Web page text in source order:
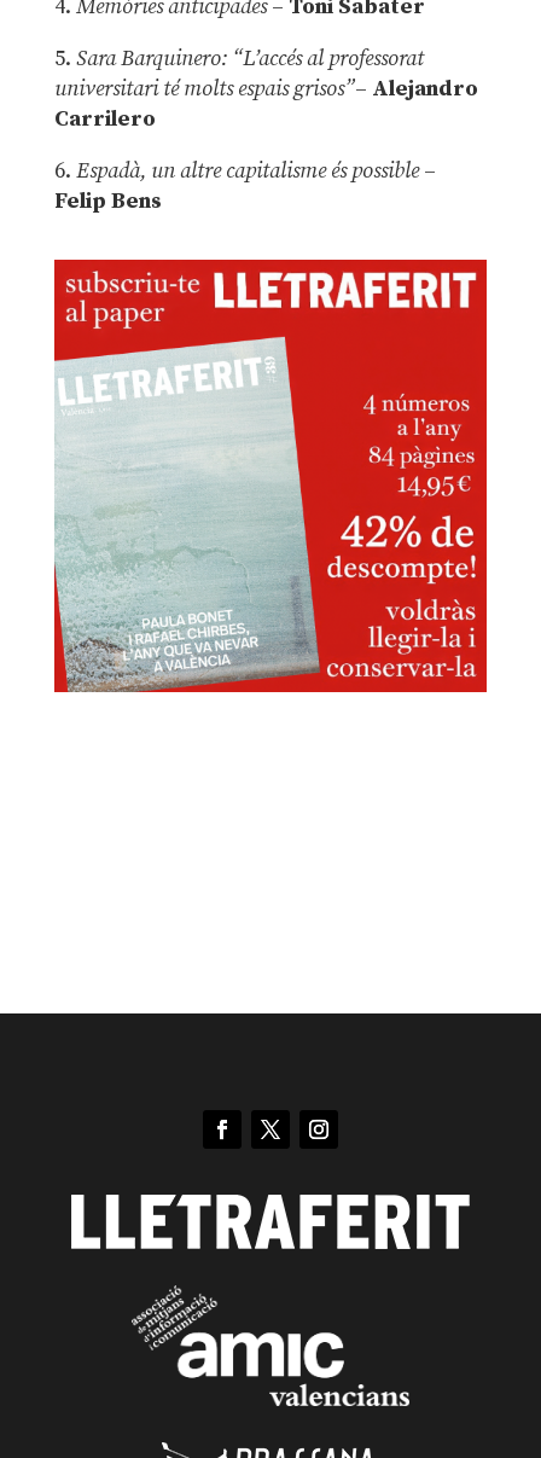
4. Memòries anticipades– Toni Sabater
5. Sara Barquinero: “L’accés al professorat
universitari té molts espais grisos”– Alejandro
Carrilero
6. Espadà, un altre capitalisme és possible –
Felip Bens